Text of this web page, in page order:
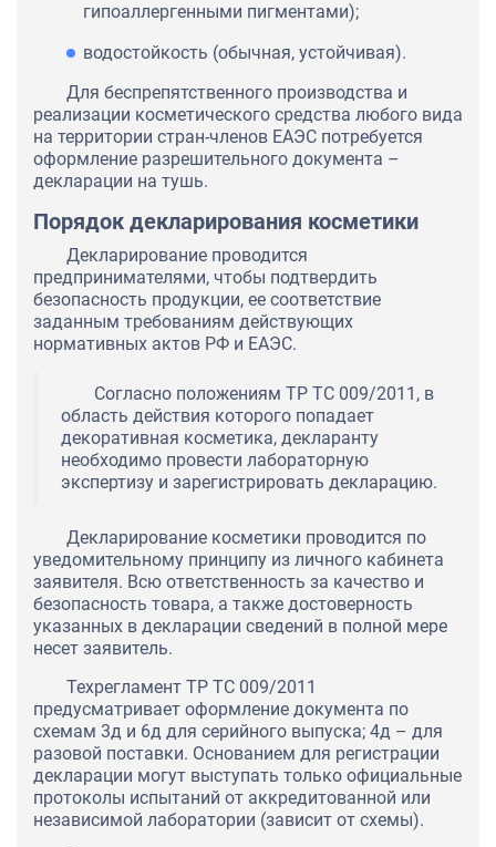
гипоаллергенными пигментами);
водостойкость (обычная, устойчивая).
Для беспрепятственного производства и
реализации косметического средства любого вида
на территории стран-членов ЕАЭС потребуется
оформление разрешительного документа –
декларации на тушь.
Порядок декларирования косметики
Декларирование проводится
предпринимателями, чтобы подтвердить
безопасность продукции, ее соответствие
заданным требованиям действующих
нормативных актов РФ и ЕАЭС.
Согласно положениям ТР ТС 009/2011, в
область действия которого попадает
декоративная косметика, декларанту
необходимо провести лабораторную
экспертизу и зарегистрировать декларацию.
Декларирование косметики проводится по
уведомительному принципу из личного кабинета
заявителя. Всю ответственность за качество и
безопасность товара, а также достоверность
указанных в декларации сведений в полной мере
несет заявитель.
Техрегламент ТР ТС 009/2011
предусматривает оформление документа по
схемам 3д и 6д для серийного выпуска; 4д – для
разовой поставки. Основанием для регистрации
декларации могут выступать только официальные
протоколы испытаний от аккредитованной или
независимой лаборатории (зависит от схемы).